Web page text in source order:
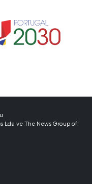
Lda ve The News Group of